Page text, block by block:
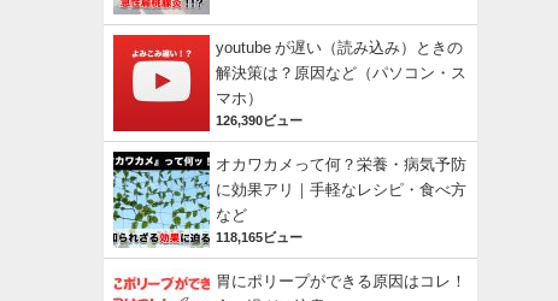
youtube が遅い（読み込み）ときの
解決策は？原因など（パソコン・ス
マホ）
126,390ビュー
オカワカメって何？栄養・病気予防
に効果アリ｜手軽なレシピ・食べ方
など
118,165ビュー
胃にポリープができる原因はコレ！